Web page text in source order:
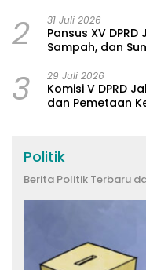
2 31 Juli 2026
Pansus XV
Sampah, dan
3 29 Juli 2026
Komisi V DPRD
dan Pemetaan
Politik
Berita Politik Terbaru